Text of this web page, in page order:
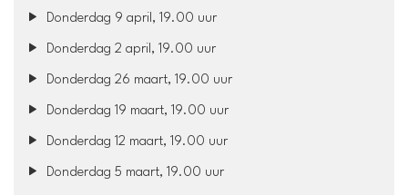
Donderdag 9 april, 19.00 uur
Donderdag 2 april, 19.00 uur
Donderdag 26 maart, 19.00 uur
Donderdag 19 maart, 19.00 uur
Donderdag 12 maart, 19.00 uur
Donderdag 5 maart, 19.00 uur